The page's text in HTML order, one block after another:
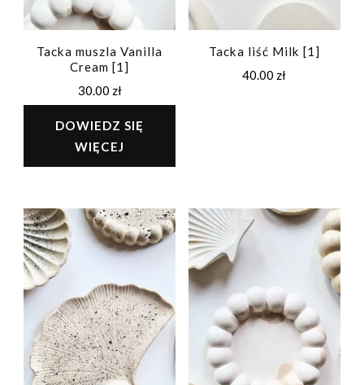
Tacka muszla Vanilla
Cream [1]
30.00 zł
DOWIEDZ SIĘ
WIĘCEJ
Tacka liść Milk [1]
40.00 zł